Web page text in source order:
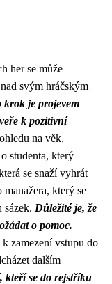
her se může
svým hráčským
krok je projevem
k pozitivní
na věk,
studenta, který
se snaží vyhrát
manažera, který se
sázek. Důležité je, že
o pomoc.
zamezení vstupu do
dalším
kteří se do rejstříku